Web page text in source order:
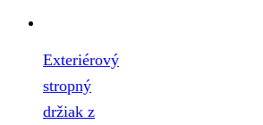
Exteriérový
stropný
držiak z